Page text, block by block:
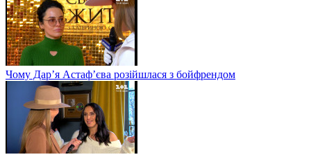
Чому Дар’я Астаф’єва розійшлася з бойфрендом